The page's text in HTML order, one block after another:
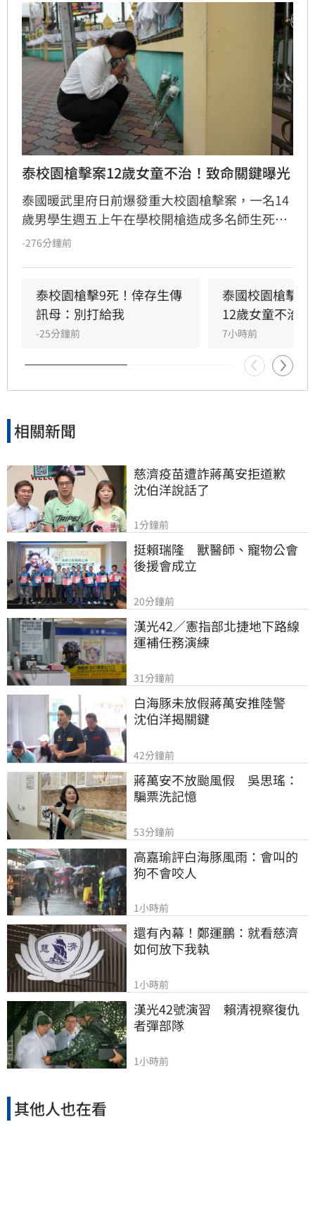
泰校園槍擊案12歲女童不治！致命關鍵曝光
泰國暖武里府日前爆發重大校園槍擊案，一名14
歲男學生週五上午在學校開槍造成多名師生死
傷，之後舉槍自盡，且嫌犯被懷疑案發前已在家
生後，泰國總理阿努廷（Anutin Charnvirakul）
隨即承諾推動新的槍枝管制法律，未來擬限制一
般民眾攜帶槍枝，僅允許執勤中的政府官員持
-276分鐘前
泰校園槍擊9死！倖存生傳
訊母：別打給我
-25分鐘前
泰國校園槍擊
12歲女童不治
7小時前
相關新聞
慈濟疫苗遭詐蔣萬安拒道歉
沈伯洋說話了
1分鐘前
挺賴瑞隆　獸醫師、寵物公會
後援會成立
20分鐘前
漢光42／憲指部北捷地下路線
運補任務演練
31分鐘前
白海豚未放假蔣萬安推陸警
沈伯洋揭關鍵
42分鐘前
蔣萬安不放颱風假　吳思瑤：
騙票洗記憶
53分鐘前
高嘉瑜評白海豚風雨：會叫的
狗不會咬人
1小時前
還有內幕！鄭運鵬：就看慈濟
如何放下我執
1小時前
漢光42號演習　賴清視察復仇
者彈部隊
1小時前
其他人也在看